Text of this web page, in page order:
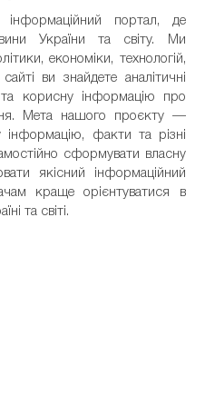
портал, де
України та світу. Ми
економіки, технологій,
ви знайдете аналітичні
та корисну інформацію про
Мета нашого проєкту —
інформацію, факти та різні
сформувати власну
якісний інформаційний
краще орієнтуватися в
та світі.